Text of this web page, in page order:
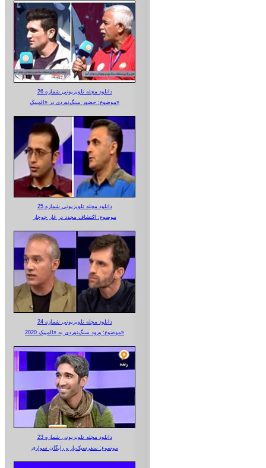
دانلود مجله تلویزیونی شماره 26
موضوع: حضور سنگ‌نوردی در «المپیک»
دانلود مجله تلویزیونی شماره 25
موضوع: اکتشاف مجدد در غار جوجار
دانلود مجله تلویزیونی شماره 24
موضوع: ورود سنگ‌نوردی به «المپیک 2020»
دانلود مجله تلویزیونی شماره 23
موضوع: سفرسبک‌بار و رایگان سواری